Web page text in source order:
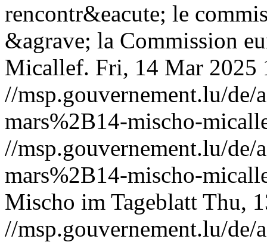
rencontr&eacute; le
&agrave; la Commission
Micallef. Fri, 14 Mar 2025
//msp.gouvernement.lu/
mars%2B14-mischo-
//msp.gouvernement.lu/
mars%2B14-mischo-
Mischo im Tageblatt Thu,
//msp.gouvernement.lu/